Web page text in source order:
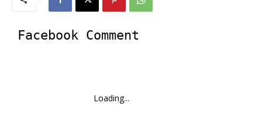
Facebook Comment
Loading...